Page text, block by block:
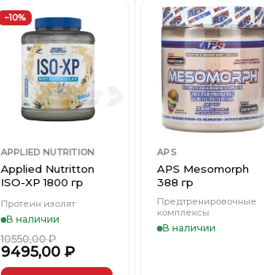
можно
выбрать
странице
товара.
−10%
Добавить
в
Вишлист
APPLIED NUTRITION
Applied Nutritton
ISO-XP 1800 гр
Протеин изолят
В наличии
10550,00₽
9495,00 ₽
Добавить
в
Вишлист
APS
APS Mesomorph
388 гр
Предтренировочные
комплексы
В наличии